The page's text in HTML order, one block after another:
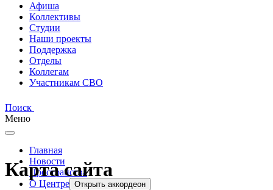
Афиша
Коллективы
Студии
Наши проекты
Поддержка
Отделы
Коллегам
Участникам СВО
Поиск
Меню
Главная
Новости
Пространства
О Центре Открыть аккордеон
Карта сайта